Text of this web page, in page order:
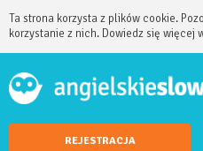
Ta strona korzysta z plików cookie.
korzystanie z nich. Dowiedz się więcej
REJESTRACJA